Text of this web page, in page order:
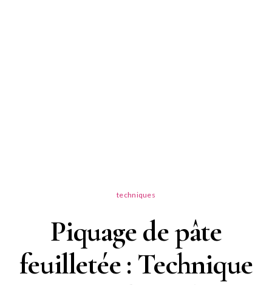
techniques
Piquage de pâte
feuilletée : Technique